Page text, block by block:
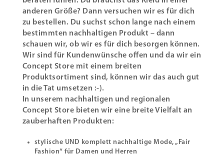
anderen Größe? Dann versuchen wir es für dich
zu bestellen. Du suchst schon lange nach einem
bestimmten nachhaltigen Produkt – dann
schauen wir, ob wir es für dich besorgen können.
Wir sind für Kundenwünsche offen und da wir ein
Concept Store mit einem breiten
Produktsortiment sind, können wir das auch gut
in die Tat umsetzen :-).
In unserem nachhaltigen und regionalen
Concept Store bieten wir eine breite Vielfalt an
zauberhaften Produkten:
stylische UND komplett nachhaltige Mode, „Fair
Fashion“ für Damen und Herren